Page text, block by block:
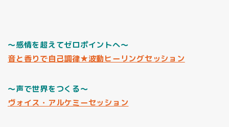
～感情を超えてゼロポイントへ～
音と香りで自己調律★波動ヒーリングセッション
～声で世界をつくる～
ヴォイス・アルケミーセッション